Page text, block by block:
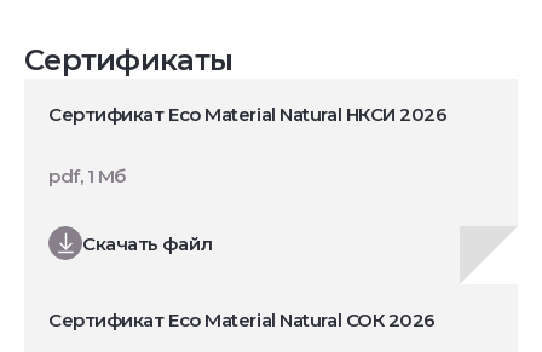
Сертификаты
Сертификат Eco Material Natural НКСИ 2026
Скачать файл
pdf, 1 Мб
Сертификат Eco Material Natural СОК 2026